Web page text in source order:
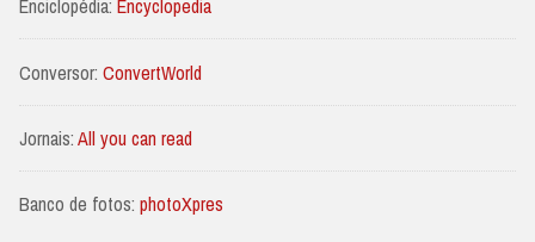
Enciclopédia: Encyclopedia
Conversor: ConvertWorld
Jornais:All you can read
Banco de fotos: photoXpres